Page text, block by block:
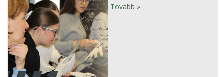
Tovább »